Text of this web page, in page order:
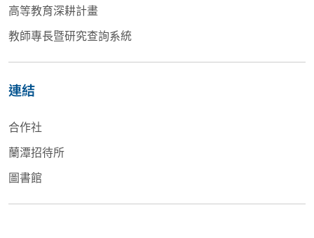
高等教育深耕計畫
教師專長暨研究查詢系統
連結
合作社
蘭潭招待所
圖書館